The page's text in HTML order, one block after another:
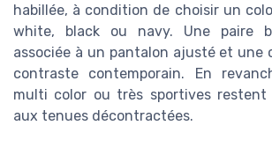
habillée, à condition de choisir un
white, black ou navy. Une paire
associée à un pantalon ajusté et une
contraste contemporain. En
multi color ou très sportives restent
aux tenues décontractées.